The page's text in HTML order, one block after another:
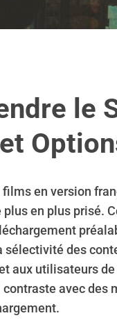
le
en version
en plus prisé.
sélectivité des
aux utilisateurs
contraste avec